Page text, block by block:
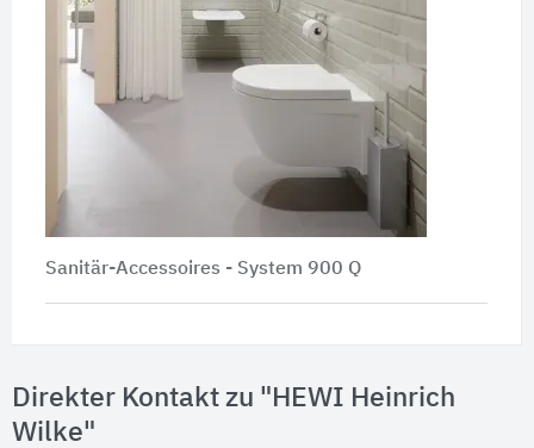
Sanitär-Accessoires - System 900 Q
Direkter Kontakt zu "HEWI Heinrich
Wilke"